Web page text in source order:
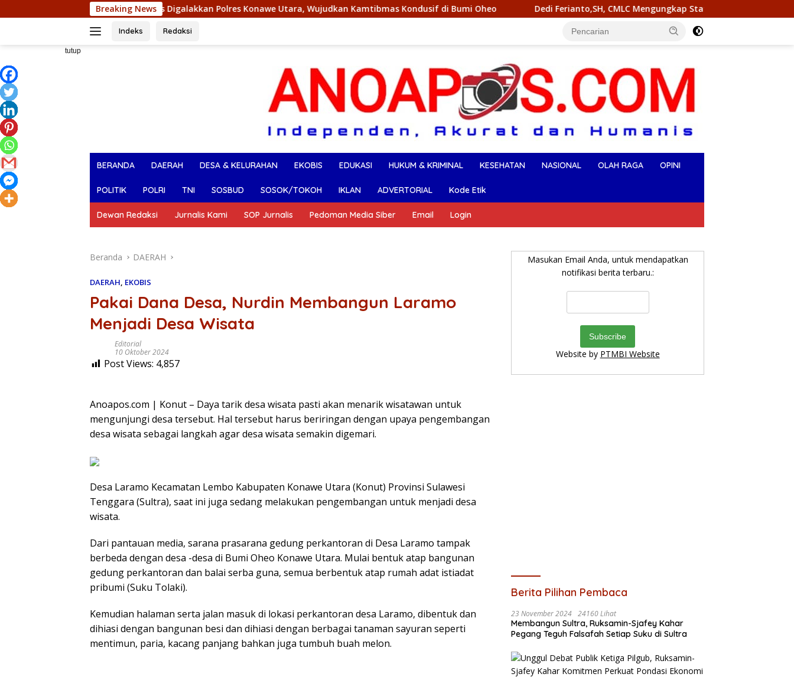
ke
Breaking News
Minggu Terus Digalakkan Polres Konawe Utara, Wujudkan Kamtibmas Kondusif di Bumi Oheo Dedi Ferianto,SH, CMLC Mengungkap Status Kepemilikan Sedang Diuji di
Indeks Redaksi
tutup
BERANDA DAERAH DESA & KELURAHAN EKOBIS EDUKASI HUKUM & KRIMINAL KESEHATAN NASIONAL OLAH RAGA OPINI
POLITIK POLRI TNI SOSBUD SOSOK/TOKOH IKLAN ADVERTORIAL Kode Etik
Dewan Redaksi Jurnalis Kami SOP Jurnalis Pedoman Media Siber Email Login
Beranda DAERAH
DAERAH, EKOBIS
Pakai Dana Desa, Nurdin Membangun Laramo
Menjadi Desa Wisata
Editorial
10 Oktober 2024
Post Views: 4,857
Anoapos.com | Konut – Daya tarik desa wisata pasti akan menarik wisatawan untuk
mengunjungi desa tersebut. Hal tersebut harus beriringan dengan upaya pengembangan
desa wisata sebagai langkah agar desa wisata semakin digemari.
Desa Laramo Kecamatan Lembo Kabupaten Konawe Utara (Konut) Provinsi Sulawesi
Tenggara (Sultra), saat ini juga sedang melakukan pengembangan untuk menjadi desa
wisata.
Dari pantauan media, sarana prasarana gedung perkantoran di Desa Laramo tampak
berbeda dengan desa -desa di Bumi Oheo Konawe Utara. Mulai bentuk atap bangunan
gedung perkantoran dan balai serba guna, semua berbentuk atap rumah adat istiadat
pribumi (Suku Tolaki).
Kemudian halaman serta jalan masuk di lokasi perkantoran desa Laramo, dibentuk dan
dihiasi dengan bangunan besi dan dihiasi dengan berbagai tanaman sayuran seperti
mentimun, paria, kacang panjang bahkan juga tumbuh buah melon.
Masukan Email Anda, untuk mendapatkan
notifikasi berita terbaru.:
Website by PTMBI Website
Berita Pilihan Pembaca
23 November 2024 24160 Lihat
Membangun Sultra, Ruksamin-Sjafey Kahar
Pegang Teguh Falsafah Setiap Suku di Sultra